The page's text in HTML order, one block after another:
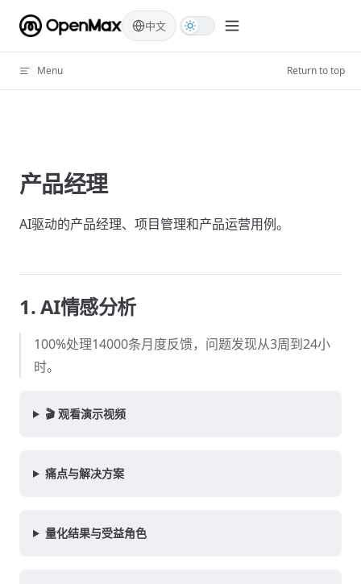
中文
Skip to content
Menu Return to top
产品经理
AI驱动的产品经理、项目管理和产品运营用例。
1. AI情感分析
100%处理14000条月度反馈，问题发现从3周到24小
时。
🎬 观看演示视频
痛点与解决方案
量化结果与受益角色